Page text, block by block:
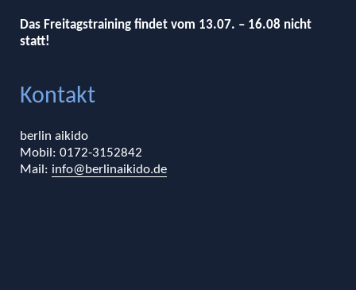
Das Freitagstraining findet vom 13.07. – 16.08 nicht
statt!
Kontakt
berlin aikido
Mobil: 0172-3152842
Mail: info@berlinaikido.de